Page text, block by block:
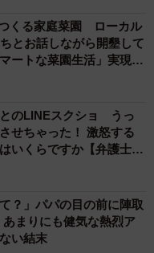
くる家庭菜園 ローカル
とお話しながら開墾して
トな菜園生活」実現な
のLINEスクショ うっ
せちゃった！ 激怒する
いくらですか【弁護士が
？」パパの目の前に陣取
まりにも健気な熱烈ア
い結末